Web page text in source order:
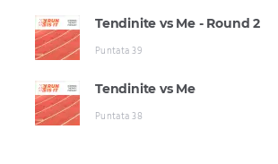
Tendinite vs Me - Round 2
Puntata 39
Tendinite vs Me
Puntata 38